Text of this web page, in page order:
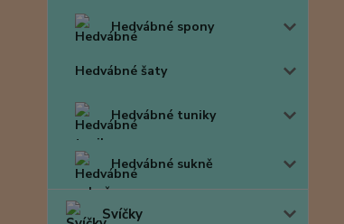
Hedvábné spony
Hedvábné šaty
Hedvábné tuniky
Hedvábné sukně
Svíčky